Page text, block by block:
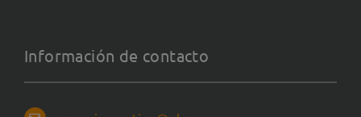
Información de contacto